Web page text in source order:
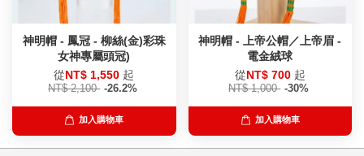
神明帽 - 鳳冠 - 柳絲(金)彩珠
女神專屬頭冠)
從NT$ 1,550 起
NT$ 2,100 -26.2%
加入購物車
神明帽 - 上帝公帽／上帝眉 -
電金絨球
從NT$ 700 起
NT$ 1,000 -30%
加入購物車